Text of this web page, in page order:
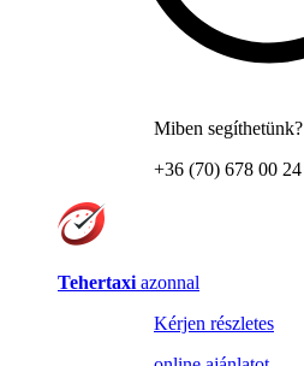
Miben segíthetünk?
+36 (70) 678 00 24
Tehertaxi azonnal
Kérjen részletes